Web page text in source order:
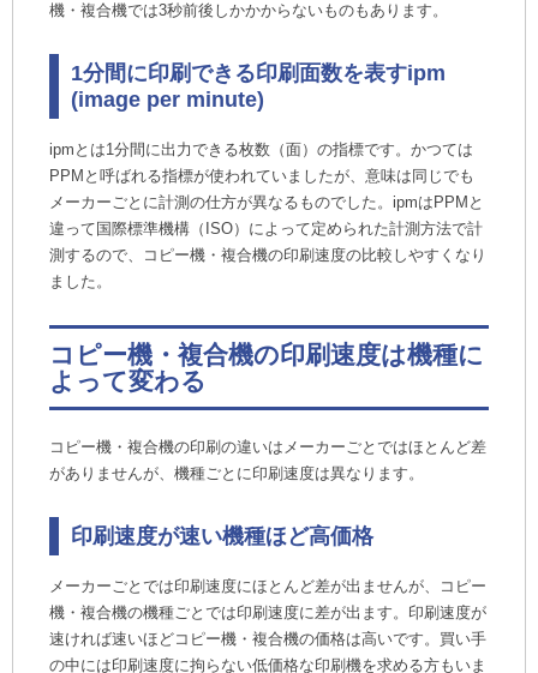
機・複合機では3秒前後しかかからないものもあります。
1分間に印刷できる印刷面数を表すipm
(image per minute)
ipmとは1分間に出力できる枚数（面）の指標です。かつては
PPMと呼ばれる指標が使われていましたが、意味は同じでも
メーカーごとに計測の仕方が異なるものでした。ipmはPPMと
違って国際標準機構（ISO）によって定められた計測方法で計
測するので、コピー機・複合機の印刷速度の比較しやすくなり
ました。
コピー機・複合機の印刷速度は機種に
よって変わる
コピー機・複合機の印刷の違いはメーカーごとではほとんど差
がありませんが、機種ごとに印刷速度は異なります。
印刷速度が速い機種ほど高価格
メーカーごとでは印刷速度にほとんど差が出ませんが、コピー
機・複合機の機種ごとでは印刷速度に差が出ます。印刷速度が
速ければ速いほどコピー機・複合機の価格は高いです。買い手
の中には印刷速度に拘らない低価格な印刷機を求める方もいま